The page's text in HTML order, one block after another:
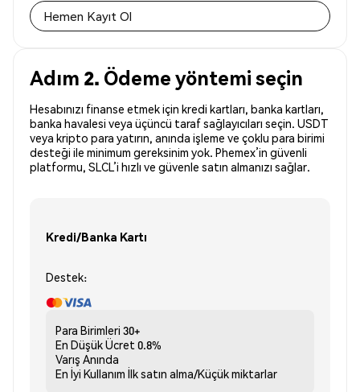
Hemen Kayıt Ol
Adım 2. Ödeme yöntemi seçin
Hesabınızı finanse etmek için kredi kartları, banka kartları,
banka havalesi veya üçüncü taraf sağlayıcıları seçin. USDT
veya kripto para yatırın, anında işleme ve çoklu para birimi
desteği ile minimum gereksinim yok. Phemex’in güvenli
platformu, SLCL’i hızlı ve güvenle satın almanızı sağlar.
Kredi/Banka Kartı
Destek:
Para Birimleri 30+
En Düşük Ücret 0.8%
Varış Anında
En İyi Kullanım İlk satın alma/Küçük miktarlar